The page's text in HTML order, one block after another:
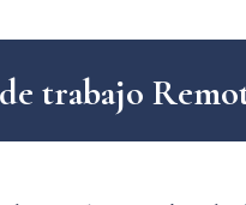
de trabajo Remo